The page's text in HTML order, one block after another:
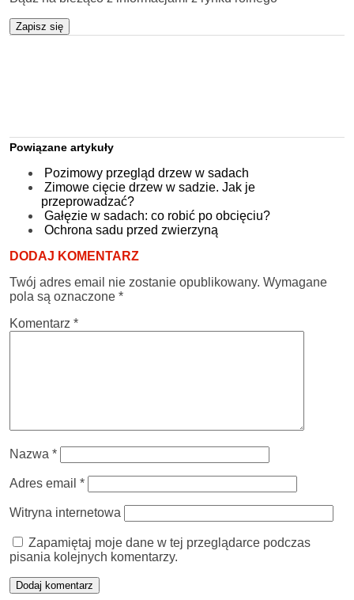
Zapisz się
Powiązane artykuły
Pozimowy przegląd drzew w sadach
Zimowe cięcie drzew w sadzie. Jak je
przeprowadzać?
Gałęzie w sadach: co robić po obcięciu?
Ochrona sadu przed zwierzyną
DODAJ KOMENTARZ
Twój adres email nie zostanie opublikowany. Wymagane
pola są oznaczone *
Komentarz *
Nazwa *
Adres email *
Witryna internetowa
Zapamiętaj moje dane w tej przeglądarce podczas
pisania kolejnych komentarzy.